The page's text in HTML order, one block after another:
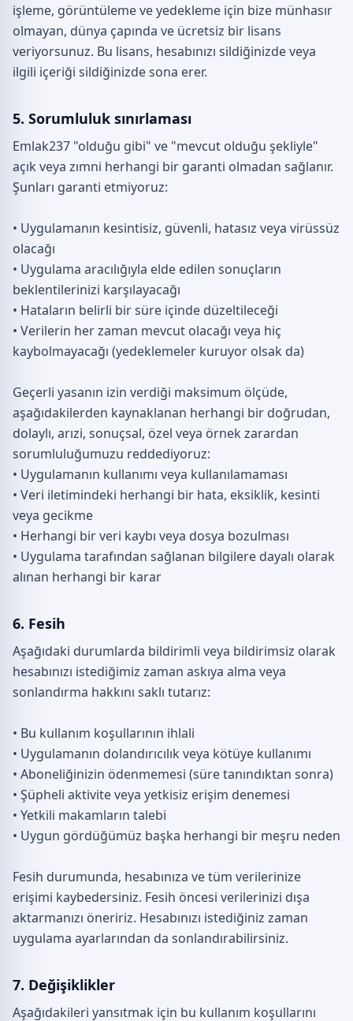
işleme, görüntüleme ve yedekleme için bize münhasır
olmayan, dünya çapında ve ücretsiz bir lisans
veriyorsunuz. Bu lisans, hesabınızı sildiğinizde veya
ilgili içeriği sildiğinizde sona erer.
5. Sorumluluk sınırlaması
Emlak237 "olduğu gibi" ve "mevcut olduğu şekliyle"
açık veya zımni herhangi bir garanti olmadan sağlanır.
Şunları garanti etmiyoruz:
• Uygulamanın kesintisiz, güvenli, hatasız veya virüssüz
olacağı
• Uygulama aracılığıyla elde edilen sonuçların
beklentilerinizi karşılayacağı
• Hataların belirli bir süre içinde düzeltileceği
• Verilerin her zaman mevcut olacağı veya hiç
kaybolmayacağı (yedeklemeler kuruyor olsak da)
Geçerli yasanın izin verdiği maksimum ölçüde,
aşağıdakilerden kaynaklanan herhangi bir doğrudan,
dolaylı, arızi, sonuçsal, özel veya örnek zarardan
sorumluluğumuzu reddediyoruz:
• Uygulamanın kullanımı veya kullanılamaması
• Veri iletimindeki herhangi bir hata, eksiklik, kesinti
veya gecikme
• Herhangi bir veri kaybı veya dosya bozulması
• Uygulama tarafından sağlanan bilgilere dayalı olarak
alınan herhangi bir karar
6. Fesih
Aşağıdaki durumlarda bildirimli veya bildirimsiz olarak
hesabınızı istediğimiz zaman askıya alma veya
sonlandırma hakkını saklı tutarız:
• Bu kullanım koşullarının ihlali
• Uygulamanın dolandırıcılık veya kötüye kullanımı
• Aboneliğinizin ödenmemesi (süre tanındıktan sonra)
• Şüpheli aktivite veya yetkisiz erişim denemesi
• Yetkili makamların talebi
• Uygun gördüğümüz başka herhangi bir meşru neden
Fesih durumunda, hesabınıza ve tüm verilerinize
erişimi kaybedersiniz. Fesih öncesi verilerinizi dışa
aktarmanızı öneririz. Hesabınızı istediğiniz zaman
uygulama ayarlarından da sonlandırabilirsiniz.
7. Değişiklikler
Aşağıdakileri yansıtmak için bu kullanım koşullarını